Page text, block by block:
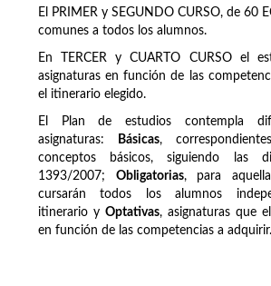
El PRIMER y SEGUNDO CURSO, de 60
comunes a todos los alumnos.
En TERCER y CUARTO CURSO el
asignaturas en función de las
el itinerario elegido.
El Plan de estudios contempla
asignaturas:
Básicas,
conceptos básicos, siguiendo las
1393/2007; Obligatorias, para
cursarán todos los alumnos
itinerario y Optativas, asignaturas que
en función de las competencias a adquirir.